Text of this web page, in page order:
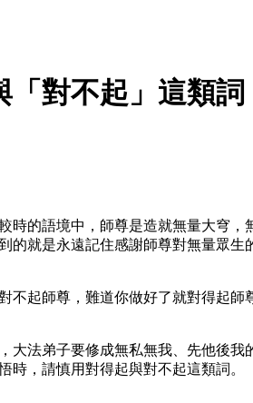
對不起」這類詞
的語境中，師尊是造就無量大穹
就是永遠記住感謝師尊對無量眾
起師尊，難道你做好了就對得起
大法弟子要修成無私無我、先他後
，請慎用對得起與對不起這類詞。